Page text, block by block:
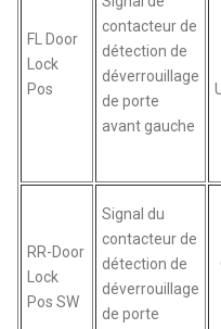
FL Door
Lock
Pos
contacteur de
détection de
déverrouillage
de porte
avant gauche
RR-Door
Lock
Pos SW
Signal du
contacteur de
détection de
déverrouillage
de porte